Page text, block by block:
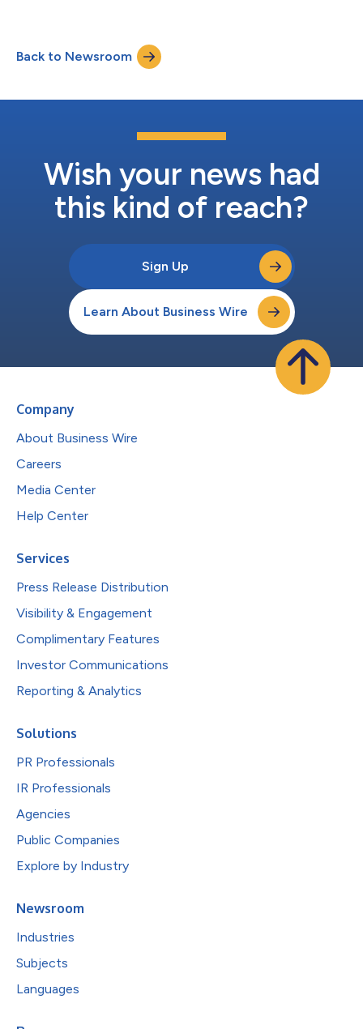
de landgrenzenoverschrijdende en samenwerkende geest van
deze interdisciplinaire industrie illustreert. Het dynamische
Back to Newsroom
Wish your news had
this kind of reach?
Sign Up
Learn About Business Wire
Company
About Business Wire
Careers
Media Center
Help Center
Services
Press Release Distribution
Visibility & Engagement
Complimentary Features
Investor Communications
Reporting & Analytics
Solutions
PR Professionals
IR Professionals
Agencies
Public Companies
Explore by Industry
Newsroom
Industries
Subjects
Languages